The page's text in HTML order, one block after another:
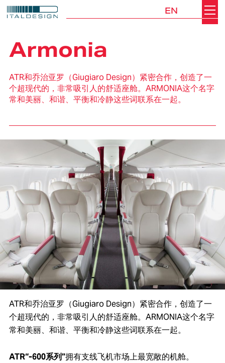
EN Search
Armonia
ATR和乔治亚罗（Giugiaro Design）紧密合作，创造了一
个超现代的，非常吸引人的舒适座舱。ARMONIA这个名字
常和美丽、和谐、平衡和冷静这些词联系在一起。
ATR和乔治亚罗（Giugiaro Design）紧密合作，创造了一
个超现代的，非常吸引人的舒适座舱。ARMONIA这个名字
常和美丽、和谐、平衡和冷静这些词联系在一起。
ATR“-600系列”拥有支线飞机市场上最宽敞的机舱。